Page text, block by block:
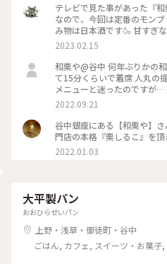
テレビで見た事があった『和栗
なので、今回は定番のモン
み物は日本酒です🍶 甘すぎないモンブランに、日本酒が相ま
って美味しかったです❤️ も
で、ご安心を😁 #Myことりっぷ #はじめての投稿 #モンブラン
#日本酒
2023.02.15
和栗や@谷中 何年ぶりかの和栗やさん この日は割と空いてい
て15分くらいで着席 人丸
メニューと迷ったのですが
ンブランと茎ほうじ茶のセ
ようですね… モンブランのセットは器も素敵✨ ほうじ茶が芳
ばしくて濃さも絶妙でした
まで飽きない甘さでいいです
きました 9/17より整理券配
内に出た目的は流行りの？
力で楽しかったー！
2022.09.21
谷中銀座にある【和栗や】
門店の本格『栗しるこ』を頂
2022.01.03
大平製パン
おおひらせいパン
上野・浅草・御徒町・谷中
ごはん, カフェ, スイーツ・お菓子